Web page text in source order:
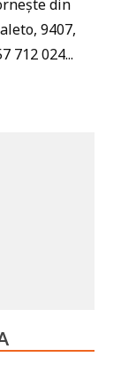
din
9407,
712 024...